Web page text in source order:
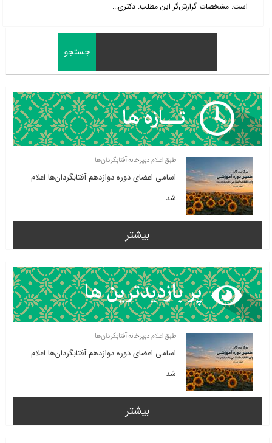
است. مشخصات گزارش‌گر این مطلب: دکتری...
طبق اعلام دبیرخانه آفتابگردان‌ها
اسامی اعضای دوره دوازدهم آفتابگردان‌ها اعلام
شد
بیشتر
طبق اعلام دبیرخانه آفتابگردان‌ها
اسامی اعضای دوره دوازدهم آفتابگردان‌ها اعلام
شد
بیشتر